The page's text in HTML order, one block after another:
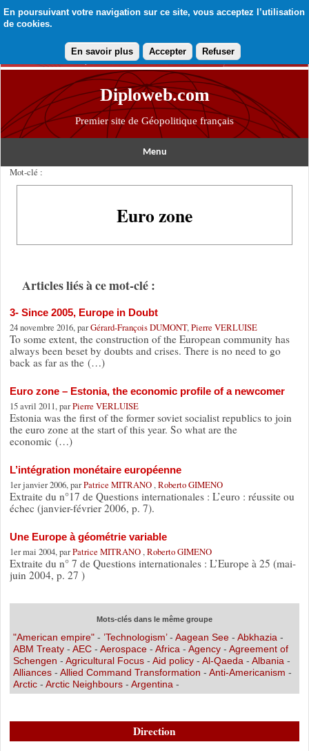
En poursuivant votre navigation sur ce site, vous acceptez l’utilisation
de cookies.
En savoir plus Accepter Refuser
Diploweb.com
Premier site de Géopolitique français
Menu
Mot-clé :
Euro zone
Articles liés à ce mot-clé :
3- Since 2005, Europe in Doubt
24 novembre 2016, parGérard-François DUMONT, Pierre VERLUISE
To some extent, the construction of the European community has
always been beset by doubts and crises. There is no need to go
back as far as the (…)
Euro zone – Estonia, the economic profile of a newcomer
15 avril 2011, parPierre VERLUISE
Estonia was the first of the former soviet socialist republics to join
the euro zone at the start of this year. So what are the
economic (…)
L’intégration monétaire européenne
1er janvier 2006, parPatrice MITRANO , Roberto GIMENO
Extraite du n°17 de Questions internationales : L’euro : réussite ou
échec (janvier-février 2006, p. 7).
Une Europe à géométrie variable
1er mai 2004, parPatrice MITRANO , Roberto GIMENO
Extraite du n° 7 de Questions internationales : L’Europe à 25 (mai-
juin 2004, p. 27 )
Mots-clés dans le même groupe
"American empire"- ’Technologism’- Aagean See- Abkhazia -
ABM Treaty- AEC- Aerospace- Africa - Agency- Agreement of
Schengen - Agricultural Focus - Aid policy- Al-Qaeda - Albania -
Alliances- Allied Command Transformation - Anti-Americanism -
Arctic- Arctic Neighbours- Argentina -
Direction